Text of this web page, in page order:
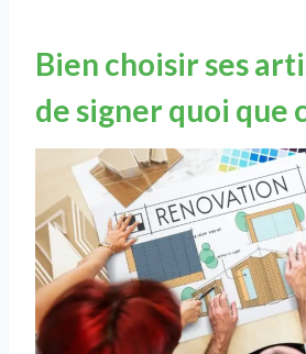
Bien choisir ses
de signer quoi que